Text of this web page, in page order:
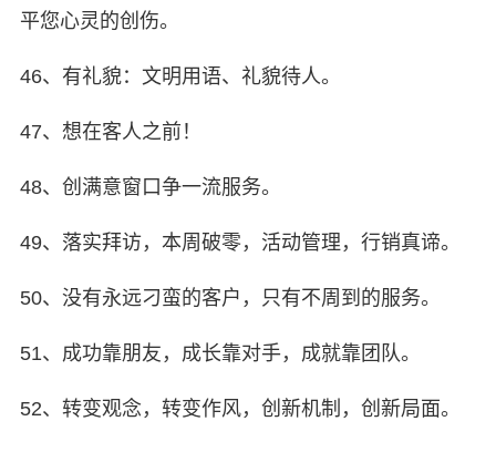
平您心灵的创伤。
46、有礼貌：文明用语、礼貌待人。
47、想在客人之前！
48、创满意窗口争一流服务。
49、落实拜访，本周破零，活动管理，行销真谛。
50、没有永远刁蛮的客户，只有不周到的服务。
51、成功靠朋友，成长靠对手，成就靠团队。
52、转变观念，转变作风，创新机制，创新局面。